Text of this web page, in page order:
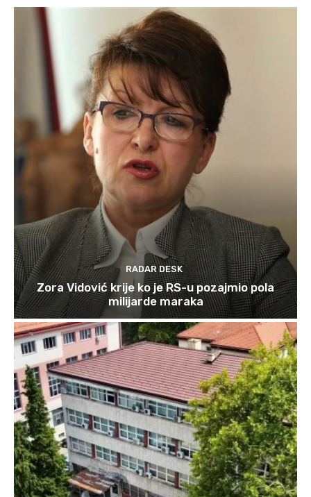
RADAR DESK
Zora Vidović krije ko je RS-u pozajmio pola
milijarde maraka